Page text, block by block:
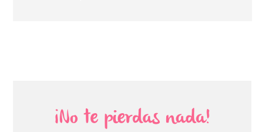
¡No te pierdas nada!